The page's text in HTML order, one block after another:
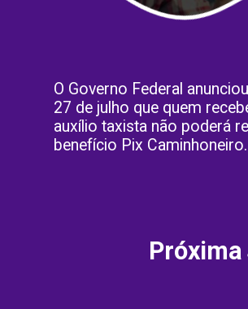
O Governo Federal
27 de julho que quem
auxílio taxista não poderá
benefício Pix Caminhoneiro.
Próxima